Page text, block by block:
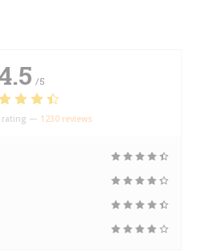
/5
rating — 1230 reviews